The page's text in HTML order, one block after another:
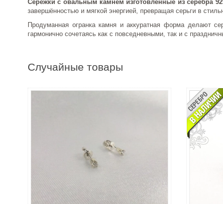
Сережки с овальным камнем изготовленные из серебра
завершённостью и мягкой энергией, превращая серьги в
Продуманная огранка камня и аккуратная форма делают
гармонично сочетаясь как с повседневными, так и с
Случайные товары